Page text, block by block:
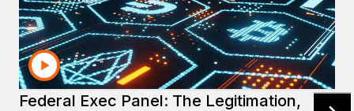
Galleria delle risorse
Civilian agencies National defense
Federal Exec Panel: The Legitimation,